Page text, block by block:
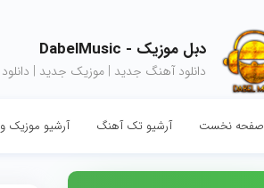
دبل موزیک - DabelMusic
دانلود آهنگ جدید | موزیک جدید |
صفحه نخست آرشیو تک آهنگ آرشیو موزیک